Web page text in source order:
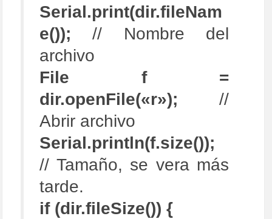
Serial.print(dir.fileNam
e()); // Nombre del
archivo
File f =
dir.openFile(«r»); //
Abrir archivo
Serial.println(f.size());
// Tamaño, se vera más
tarde.
if (dir.fileSize()) {